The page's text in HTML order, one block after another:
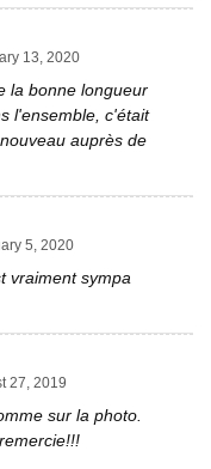
13, 2020
la bonne longueur
l'ensemble, c'était
auprès de
5, 2020
vraiment sympa
27, 2019
sur la photo.